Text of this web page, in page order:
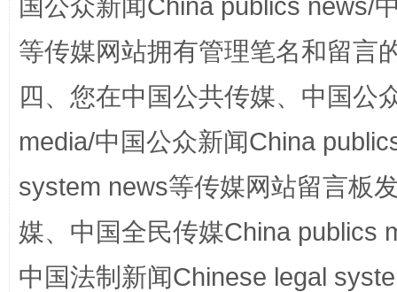
国家大学科技园优化重塑工作
国公众新闻China publics news/
等传媒网站拥有管理笔名和留言
四、您在中国公共传媒、中国公
media/中国公众新闻China
system news等传媒网站留言板
媒、中国全民传媒China publics
中国法制新闻Chinese legal